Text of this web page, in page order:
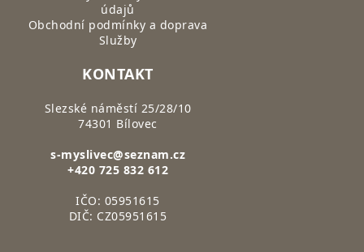
údajů
Obchodní podmínky a doprava
Služby
KONTAKT
Slezské náměstí 25/28/10
74301 Bílovec
s-myslivec@seznam.cz
+420 725 832 612
IČO: 05951615
DIČ: CZ05951615